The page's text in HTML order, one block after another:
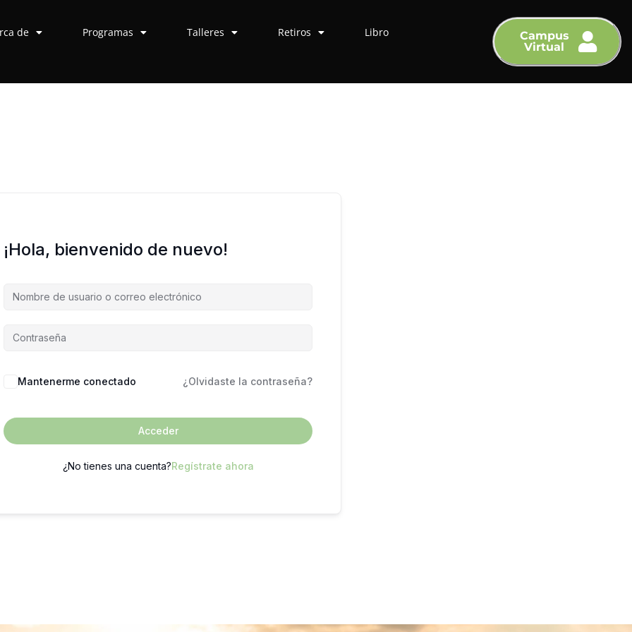
de Programas Talleres Retiros Libro
Campus
Virtual
¡Hola, bienvenido de nuevo!
Mantenerme conectado ¿Olvidaste la contraseña?
Acceder
¿No tienes una cuenta?Regístrate ahora